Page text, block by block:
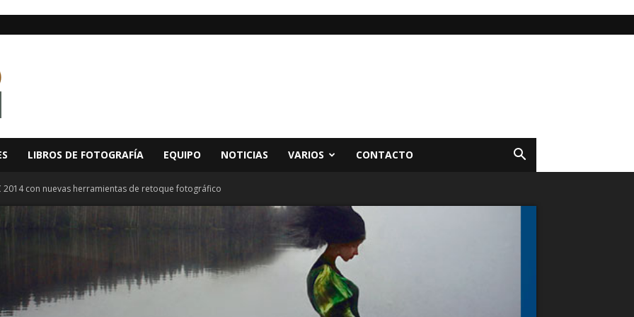
LIBROS DE FOTOGRAFÍA EQUIPO NOTICIAS VARIOS CONTACTO
2014 con nuevas herramientas de retoque fotográfico